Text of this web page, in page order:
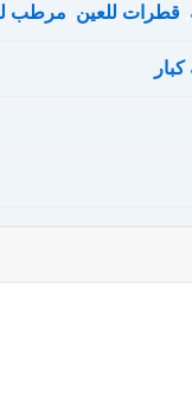
قطرات للعين مرطب
كبار